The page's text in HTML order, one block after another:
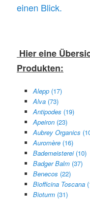
einen Blick.
Hier eine
Produkten:
Alepp (17)
Alva (73)
Antipodes (19)
Apeiron (23)
Aubrey Organics
Auromère (16)
Bademeisterei (10)
Badger Balm (37)
Benecos (22)
Biofficina Toscana
Bioturm (31)